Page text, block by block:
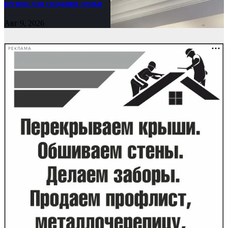
регион для создания семьи
Авг 9, 2026
РЕКЛАМА